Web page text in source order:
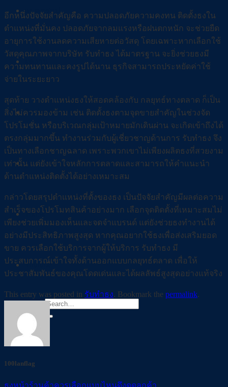
แบคดรอป
ติดต่อเรา
Facebook
Tiktok
Youtube
อีกหนึ่งปัจจัยสำคัญคือ ความปลอดภัยความคงทน ติดตั้งธงใน
ตำแหน่งที่มั่นคง ปลอดภัยจากลมแรงหรือฝนตกหนัก จะช่วยยืด
อายุการใช้งานลดความเสียหายต่อวัสดุ โดยเฉพาะหากเลือกใช้
วัสดุคุณภาพจากบริษัท รับทำธง ได้มาตรฐาน จะยิ่งช่วยธงมี
ความทนทานและคงรูปได้นาน ธุรกิจสามารถประหยัดค่าใช้
จ่ายในระยะยาว
สุดท้าย วางตำแหน่งธงให้สอดคล้องกับ กลยุทธ์ทางตลาด ก็เป็น
สิ่งไม่ควรมองข้าม เช่น ติดตั้งธงตามจุดขายสำคัญในช่วงจัด
โปรโมชั่น หรือบริเวณกลุ่มเป้าหมายมักเดินผ่าน จะเกิดเข้าถึงได้
ตรงกลุ่มมากขึ้น ทำงานร่วมกับผู้เชี่ยวชาญด้านการ รับทำธง จึง
เป็นทางเลือกชาญฉลาด เพราะพวกเขาไม่เพียงผลิตธงที่สวยงาม
เท่านั้น แต่ยังเข้าใจหลักการตลาดและสามารถให้คำแนะนำ
ด้านตำแหน่งติดตั้งได้อย่างเหมาะสม
กล่าวโดยสรุปตำแหน่งที่ตั้งของธง เป็นปัจจัยสำคัญมีผลต่อความ
สำเร็จของโปรโมทสินค้าอย่างมาก เลือกจุดติดตั้งที่เหมาะสมไม่
เพียงช่วยเพิ่มมองเห็นและจดจำแบรนด์ แต่ยังช่วยธงทำงานได้
อย่างมีประสิทธิภาพสูงสุด หากคุณอยากใช้ธงเพื่อส่งเสริมยอด
ขาย ควรเลือกใช้บริการจากผู้ให้บริการ รับทำธง มี
ประสบการณ์เข้าใจทั้งด้านออกแบบกลยุทธ์ตลาด เพื่อให้
ประชาสัมพันธ์ของคุณโดดเด่นและได้ผลลัพธ์สูงสุดอย่างแท้จริง
This entry was posted in รับทำธง. Bookmark the permalink.
100lanflag